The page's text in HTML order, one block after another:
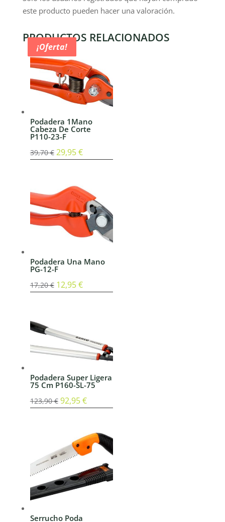
este producto pueden hacer una valoración.
PRODUCTOS RELACIONADOS
¡Oferta!
Podadera 1Mano
Cabeza De Corte
P110-23-F
39,70€ El
era:
39,70 €.
29,95€El
es:
29,95 €.
¡Oferta!
Podadera Una Mano
PG-12-F
17,20€ El
17,20 €.
12,95€El
12,95 €.
¡Oferta!
Podadera Super Ligera
75 Cm P160-SL-75
123,90€ El
123,90 €.
92,95€El
es:
92,95 €.
¡Oferta!
Serrucho Poda